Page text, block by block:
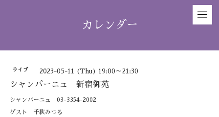
カレンダー
ライブ 2023-05-11 (Thu) 19:00～21:30
シャンパーニュ 新宿御苑
シャンパーニュ 03-3354-2002
ゲスト 千秋みつる